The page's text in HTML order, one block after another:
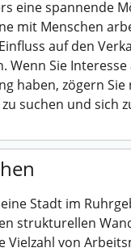
eine spannende
mit Menschen
auf den
Wenn Sie
haben, zögern Sie
suchen und sich
Stadt im
strukturellen
Vielzahl von